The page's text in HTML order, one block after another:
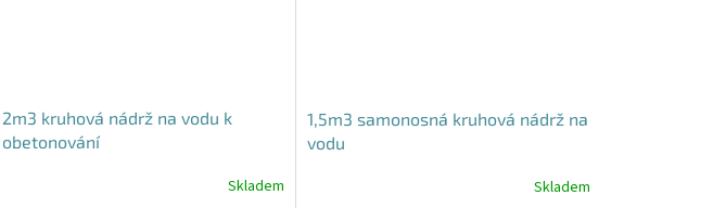
2m3 kruhová nádrž na vodu k
obetonování
Skladem
1,5m3 samonosná kruhová nádrž na
vodu
Skladem